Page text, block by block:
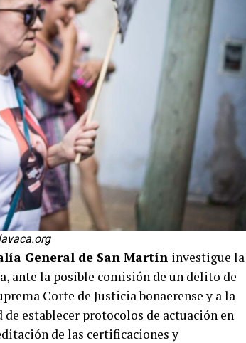
General de San Martín investigue la
ante la posible comisión de un delito de
Corte de Justicia bonaerense y a la
establecer protocolos de actuación en
de las certificaciones y